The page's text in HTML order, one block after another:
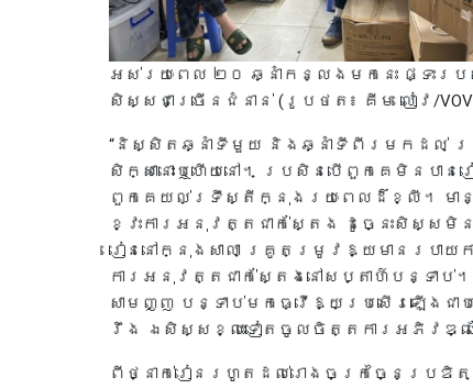
អស់រយៈពេល ២០ ឆ្នាំកន្លងមកនេះ ផ្ទះ
សិស្សជាច្រើនជំនាន់ (រូបថត៖ គីម លៀវ/
“និស្សិតឆ្នាំទីមួយ និងឆ្នាំទីពីរមកដល់ គ្រូត
សិក្សានោះឬហើយនៅ។ ប្រសិនបើពួកគេមិនបាន
ពួកគេយល់ទ្រឹស្តីក្នុងរយៈពេលដ៏ខ្លី។ មាន
ខ្វះការអនុវត្តជាក់ស្តែង ដូច្នេះសិស្សមិ
រៀននៅក្នុងសាលា គ្រូតម្រូវឱ្យមានរបា
ការអនុវត្តជាក់ស្តែងនៅសប្តាហ៍បន្ទាប់
សាមញ្ញ បន្ទាប់មកធ្វើឱ្យប្រសើរឡើង
រឹង ឯសិស្សខ្លះទៀតចូលចិត្តការអភិវឌ្ឍ
ពីថ្នាក់រៀនរហូតដល់រោងចក្រច្នៃប្រឌិត